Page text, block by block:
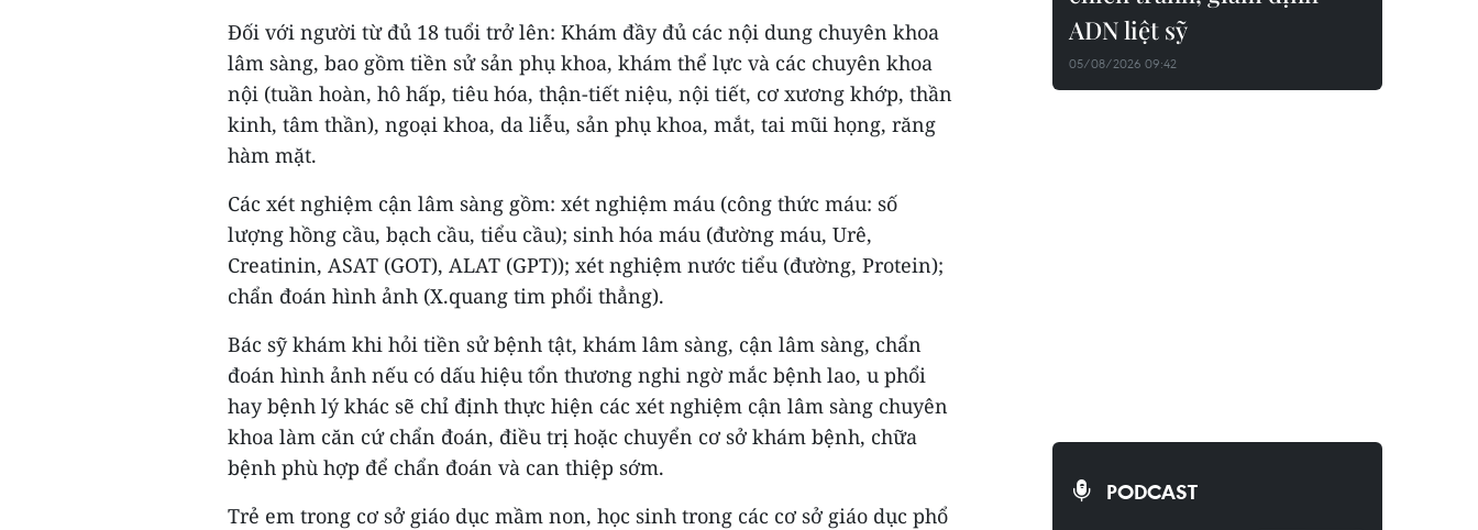
Đối với người từ đủ 18 tuổi trở lên: Khám đầy đủ các nội dung chuyên khoa
lâm sàng, bao gồm tiền sử sản phụ khoa, khám thể lực và các chuyên khoa
nội (tuần hoàn, hô hấp, tiêu hóa, thận-tiết niệu, nội tiết, cơ xương khớp, thần
kinh, tâm thần), ngoại khoa, da liễu, sản phụ khoa, mắt, tai mũi họng, răng
hàm mặt.
Các xét nghiệm cận lâm sàng gồm: xét nghiệm máu (công thức máu: số
lượng hồng cầu, bạch cầu, tiểu cầu); sinh hóa máu (đường máu, Urê,
Creatinin, ASAT (GOT), ALAT (GPT)); xét nghiệm nước tiểu (đường, Protein);
chẩn đoán hình ảnh (X.quang tim phổi thẳng).
Bác sỹ khám khi hỏi tiền sử bệnh tật, khám lâm sàng, cận lâm sàng, chẩn
đoán hình ảnh nếu có dấu hiệu tổn thương nghi ngờ mắc bệnh lao, u phổi
hay bệnh lý khác sẽ chỉ định thực hiện các xét nghiệm cận lâm sàng chuyên
khoa làm căn cứ chẩn đoán, điều trị hoặc chuyển cơ sở khám bệnh, chữa
bệnh phù hợp để chẩn đoán và can thiệp sớm.
Trẻ em trong cơ sở giáo dục mầm non, học sinh trong các cơ sở giáo dục phổ
ADN liệt sỹ
05/08/2026 09:42
PODCAST